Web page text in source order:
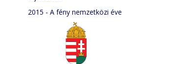
2015 - A fény nemzetközi éve